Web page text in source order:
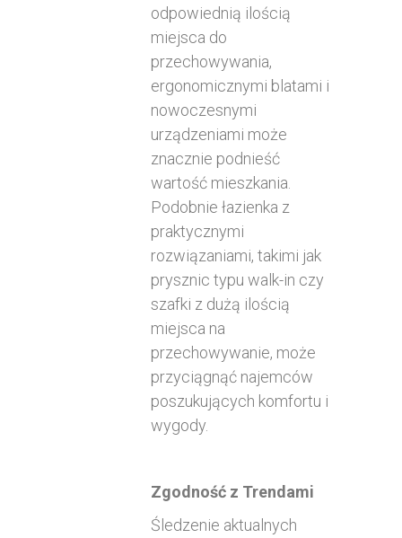
odpowiednią ilością
miejsca do
przechowywania,
ergonomicznymi blatami i
nowoczesnymi
urządzeniami może
znacznie podnieść
wartość mieszkania.
Podobnie łazienka z
praktycznymi
rozwiązaniami, takimi jak
prysznic typu walk-in czy
szafki z dużą ilością
miejsca na
przechowywanie, może
przyciągnąć najemców
poszukujących komfortu i
wygody.
Zgodność z Trendami
Śledzenie aktualnych